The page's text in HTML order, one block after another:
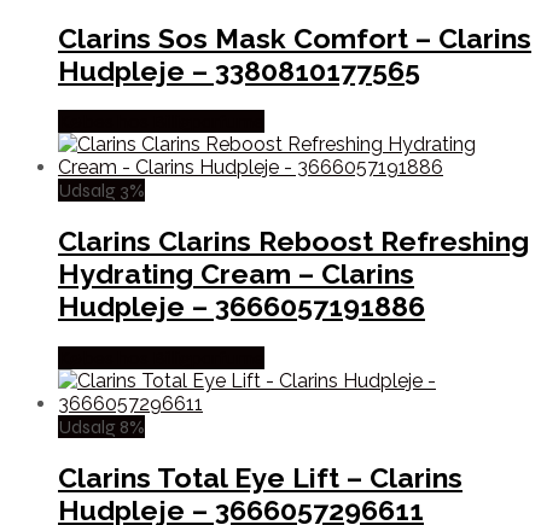
Clarins Sos Mask Comfort – Clarins
Hudpleje – 3380810177565
Udsalg 3%
Clarins Clarins Reboost Refreshing
Hydrating Cream – Clarins
Hudpleje – 3666057191886
Udsalg 8%
Clarins Total Eye Lift – Clarins
Hudpleje – 3666057296611